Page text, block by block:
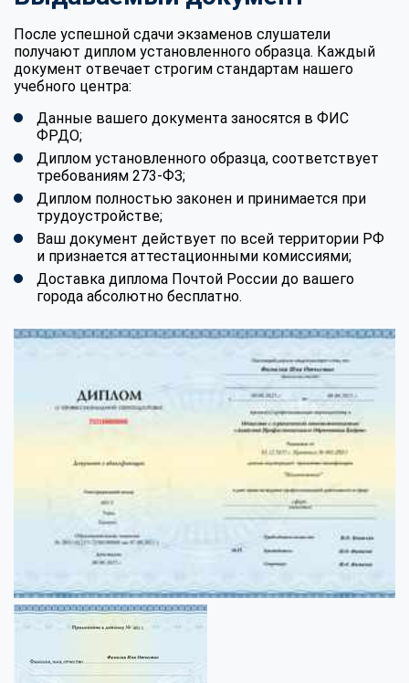
После успешной сдачи экзаменов слушатели
получают диплом установленного образца. Каждый
документ отвечает строгим стандартам нашего
учебного центра:
Данные вашего документа заносятся в ФИС
ФРДО;
Диплом установленного образца, соответствует
требованиям 273-ФЗ;
Диплом полностью законен и принимается при
трудоустройстве;
Ваш документ действует по всей территории РФ
и признается аттестационными комиссиями;
Доставка диплома Почтой России до вашего
города абсолютно бесплатно.